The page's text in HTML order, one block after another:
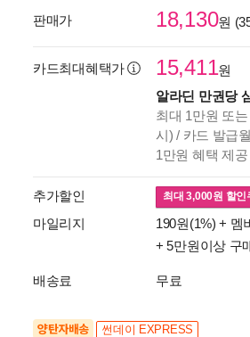
판매가
18,130원
카드최대혜택가 15,411원
알라딘 만권당
최대 1만원 또
시) / 카드 발급
1만원 혜택 제공
추가할인 최대3,000원 할인
마일리지 190원(1%) + 멤
+ 5만원이상 구
배송료 무료
양탄자배송 썬데이 EXPRESS